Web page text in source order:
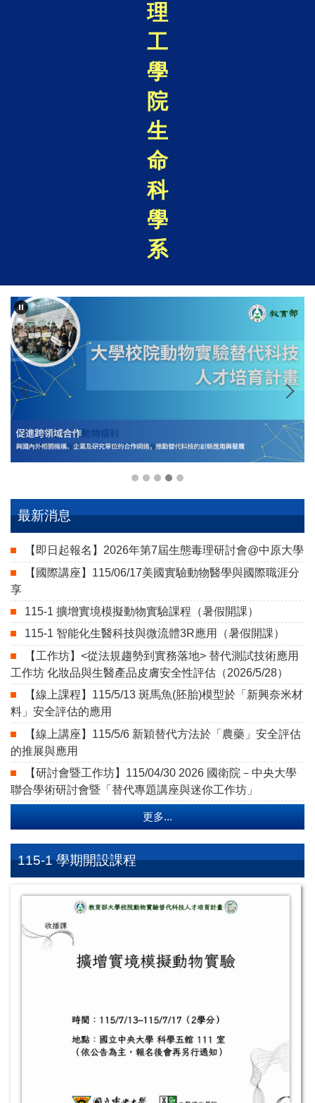
理
工
學
院
生
命
科
學
系
最新消息
【即日起報名】2026年第7屆生態毒理研討會@中原大學
【國際講座】115/06/17美國實驗動物醫學與國際職涯分
享
115-1 擴增實境模擬動物實驗課程（暑假開課）
115-1 智能化生醫科技與微流體3R應用（暑假開課）
【工作坊】<從法規趨勢到實務落地> 替代測試技術應用
工作坊 化妝品與生醫產品皮膚安全性評估（2026/5/28）
【線上課程】115/5/13 斑馬魚(胚胎)模型於「新興奈米材
料」安全評估的應用
【線上講座】115/5/6 新穎替代方法於「農藥」安全評估
的推展與應用
【研討會暨工作坊】115/04/30 2026 國衛院－中央大學
聯合學術研討會暨「替代專題講座與迷你工作坊」
更多...
115-1 學期開設課程